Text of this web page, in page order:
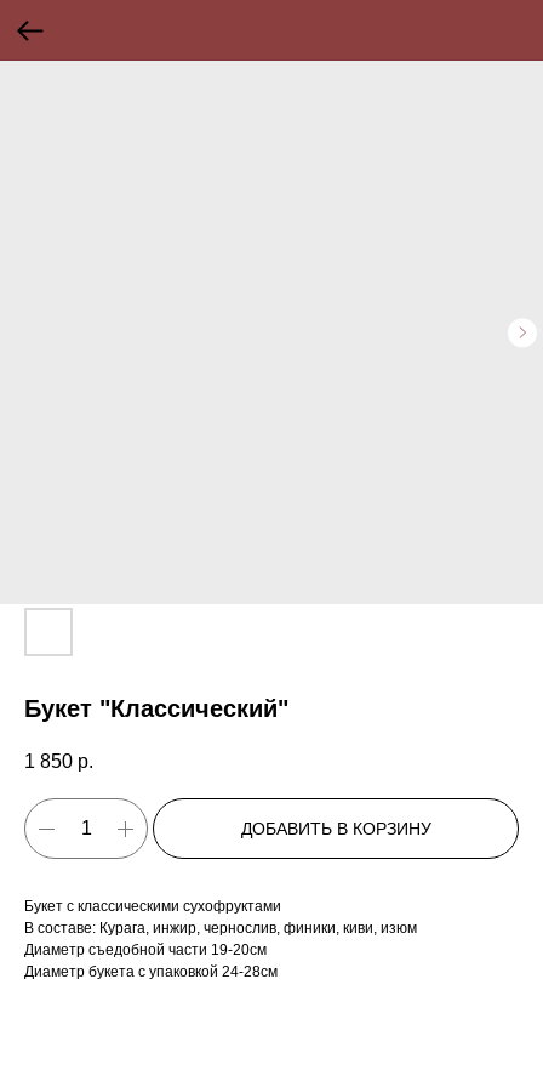
Букет "Классический"
1 850 р.
ДОБАВИТЬ В КОРЗИНУ
Букет с классическими сухофруктами
В составе: Курага, инжир, чернослив, финики, киви, изюм
Диаметр съедобной части 19-20см
Диаметр букета с упаковкой 24-28см